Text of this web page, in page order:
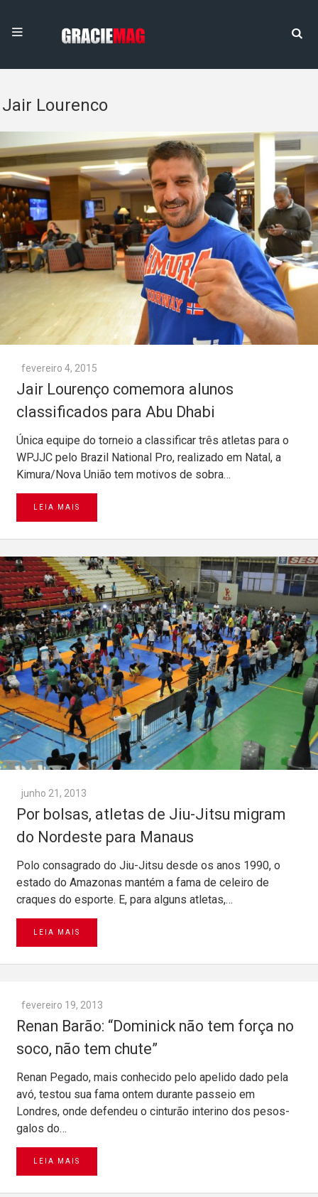
Jair Lourenco
fevereiro 4, 2015
Jair Lourenço comemora alunos
classificados para Abu Dhabi
Única equipe do torneio a classificar três atletas para o
WPJJC pelo Brazil National Pro, realizado em Natal, a
Kimura/Nova União tem motivos de sobra…
LEIA MAIS
junho 21, 2013
Por bolsas, atletas de Jiu-Jitsu migram
do Nordeste para Manaus
Polo consagrado do Jiu-Jitsu desde os anos 1990, o
estado do Amazonas mantém a fama de celeiro de
craques do esporte. E, para alguns atletas,…
LEIA MAIS
fevereiro 19, 2013
Renan Barão: “Dominick não tem força no
soco, não tem chute”
Renan Pegado, mais conhecido pelo apelido dado pela
avó, testou sua fama ontem durante passeio em
Londres, onde defendeu o cinturão interino dos pesos-
galos do…
LEIA MAIS